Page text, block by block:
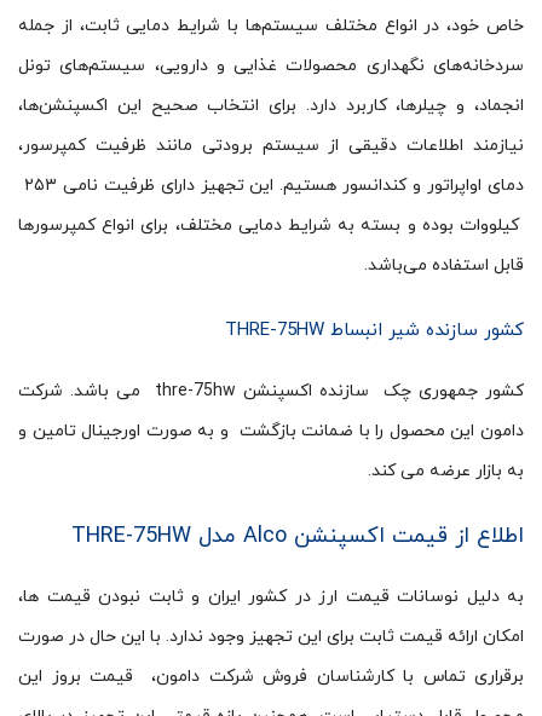
خاص خود، در انواع مختلف سیستم‌ها با شرایط دمایی ثابت، از جمله
سردخانه‌های نگهداری محصولات غذایی و دارویی، سیستم‌های تونل
انجماد، و چیلرها، کاربرد دارد. برای انتخاب صحیح این اکسپنشن‌ها،
نیازمند اطلاعات دقیقی از سیستم برودتی مانند ظرفیت کمپرسور،
کیلووات بوده و بسته به شرایط دمایی مختلف، برای انواع کمپرسورها
قابل استفاده می‌باشد.
کشور سازنده شیر انبساط THRE-75HW
کشور جمهوری چک سازنده اکسپنشن thre-75hw می باشد. شرکت
دامون این محصول را با ضمانت بازگشت و به صورت اورجینال تامین و
به بازار عرضه می کند.
اطلاع از قیمت اکسپنشن Alco مدل THRE-75HW
به دلیل نوسانات قیمت ارز در کشور ایران و ثابت نبودن قیمت ها،
امکان ارائه قیمت ثابت برای این تجهیز وجود ندارد. با این حال در صورت
برقراری تماس با کارشناسان فروش شرکت دامون، قیمت بروز این